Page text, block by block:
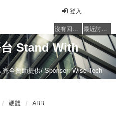
登入
沒有回覆的主題 最近討論的主題
Stand With
全贊助提供/ Sponser: Wise-Tech
硬體 ABB